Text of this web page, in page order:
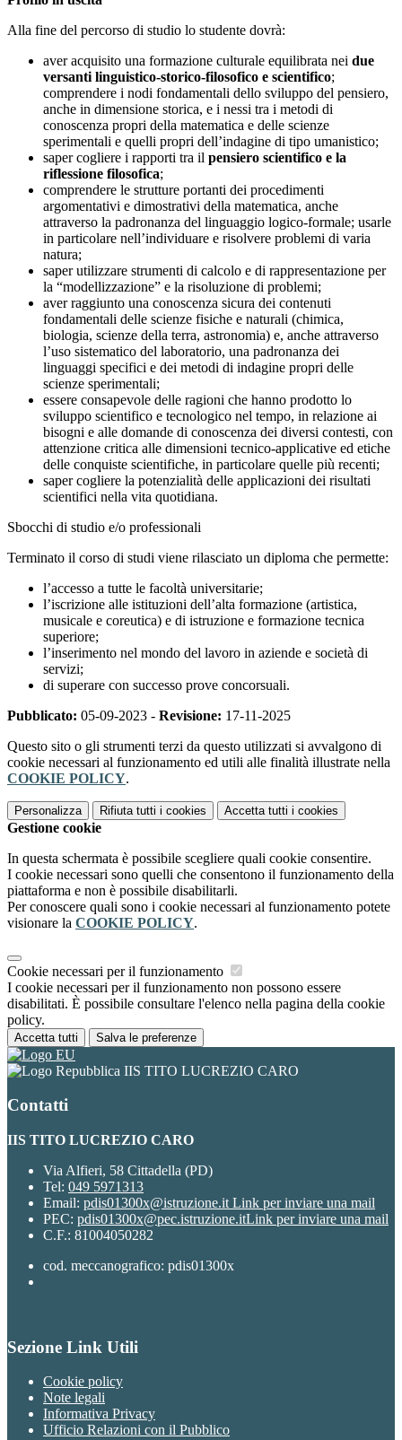
Alla fine del percorso di studio lo studente dovrà:
aver acquisito una formazione culturale equilibrata nei due
versanti linguistico-storico-filosofico e scientifico;
comprendere i nodi fondamentali dello sviluppo del pensiero,
anche in dimensione storica, e i nessi tra i metodi di
conoscenza propri della matematica e delle scienze
sperimentali e quelli propri dell’indagine di tipo umanistico;
saper cogliere i rapporti tra il pensiero scientifico e la
riflessione filosofica;
comprendere le strutture portanti dei procedimenti
argomentativi e dimostrativi della matematica, anche
attraverso la padronanza del linguaggio logico-formale; usarle
in particolare nell’individuare e risolvere problemi di varia
natura;
saper utilizzare strumenti di calcolo e di rappresentazione per
la “modellizzazione” e la risoluzione di problemi;
aver raggiunto una conoscenza sicura dei contenuti
fondamentali delle scienze fisiche e naturali (chimica,
biologia, scienze della terra, astronomia) e, anche attraverso
l’uso sistematico del laboratorio, una padronanza dei
linguaggi specifici e dei metodi di indagine propri delle
scienze sperimentali;
essere consapevole delle ragioni che hanno prodotto lo
sviluppo scientifico e tecnologico nel tempo, in relazione ai
bisogni e alle domande di conoscenza dei diversi contesti, con
attenzione critica alle dimensioni tecnico-applicative ed etiche
delle conquiste scientifiche, in particolare quelle più recenti;
saper cogliere la potenzialità delle applicazioni dei risultati
scientifici nella vita quotidiana.
Sbocchi di studio e/o professionali
Terminato il corso di studi viene rilasciato un diploma che permette:
l’accesso a tutte le facoltà universitarie;
l’iscrizione alle istituzioni dell’alta formazione (artistica,
musicale e coreutica) e di istruzione e formazione tecnica
superiore;
l’inserimento nel mondo del lavoro in aziende e società di
servizi;
di superare con successo prove concorsuali.
Pubblicato: 05-09-2023 - Revisione: 17-11-2025
Questo sito o gli strumenti terzi da questo utilizzati si avvalgono di
cookie necessari al funzionamento ed utili alle finalità illustrate nella
COOKIE POLICY.
Personalizza Rifiuta tutti i cookies Accetta tutti i cookies
Gestione cookie
In questa schermata è possibile scegliere quali cookie consentire.
I cookie necessari sono quelli che consentono il funzionamento della
piattaforma e non è possibile disabilitarli.
Per conoscere quali sono i cookie necessari al funzionamento potete
visionare la COOKIE POLICY.
Cookie necessari per il funzionamento
I cookie necessari per il funzionamento non possono essere
disabilitati. È possibile consultare l'elenco nella pagina della cookie
policy.
Accetta tutti Salva le preferenze
IIS TITO LUCREZIO CARO
Contatti
IIS TITO LUCREZIO CARO
Via Alfieri, 58 Cittadella (PD)
Tel: 049 5971313
Email: pdis01300x@istruzione.it Link per inviare una mail
PEC: pdis01300x@pec.istruzione.itLink per inviare una mail
C.F.: 81004050282
cod. meccanografico: pdis01300x
Sezione Link Utili
Cookie policy
Note legali
Informativa Privacy
Ufficio Relazioni con il Pubblico